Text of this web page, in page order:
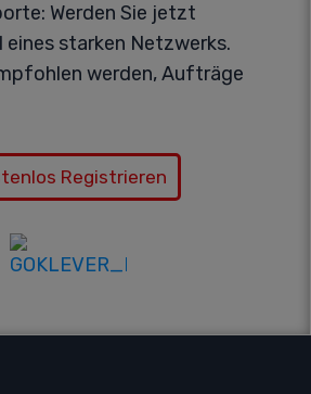
: Werden Sie jetzt
eines starken Netzwerks.
werden, Aufträge
Registrieren